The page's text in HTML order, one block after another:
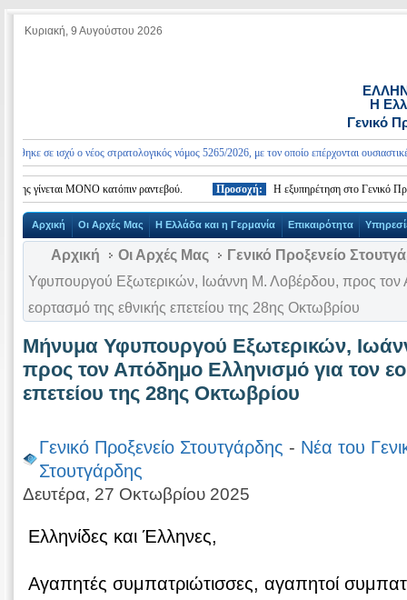
Κυριακή, 9 Αυγούστου 2026
Η
Γενικό
σε ισχύ ο νέος στρατολογικός νόμος 5265/2026, με τον οποίο επέρχονται ουσιαστικές
γίνεται ΜΟΝΟ κατόπιν ραντεβού. Προσοχή: Η εξυπηρέτηση στο Γενικό
Αρχική Οι Αρχές Μας Η Ελλάδα και η Γερμανία Επικαιρότητα
Αρχική Οι Αρχές Μας
Γενικό Προξενείο
Υφυπουργού Εξωτερικών, Iωάννη Μ. Λοβέρδου, προς τον
εορτασμό της εθνικής επετείου της 28ης Οκτωβρίου
Μήνυμα Υφυπουργού Εξωτερικών,
προς τον Απόδημο Ελληνισμό για τον
επετείου της 28ης Οκτωβρίου
Γενικό Προξενείο Στουτγάρδης - Νέα του
Στουτγάρδης
Δευτέρα, 27 Οκτωβρίου 2025
Ελληνίδες και Έλληνες,
Αγαπητές συμπατριώτισσες, αγαπητοί